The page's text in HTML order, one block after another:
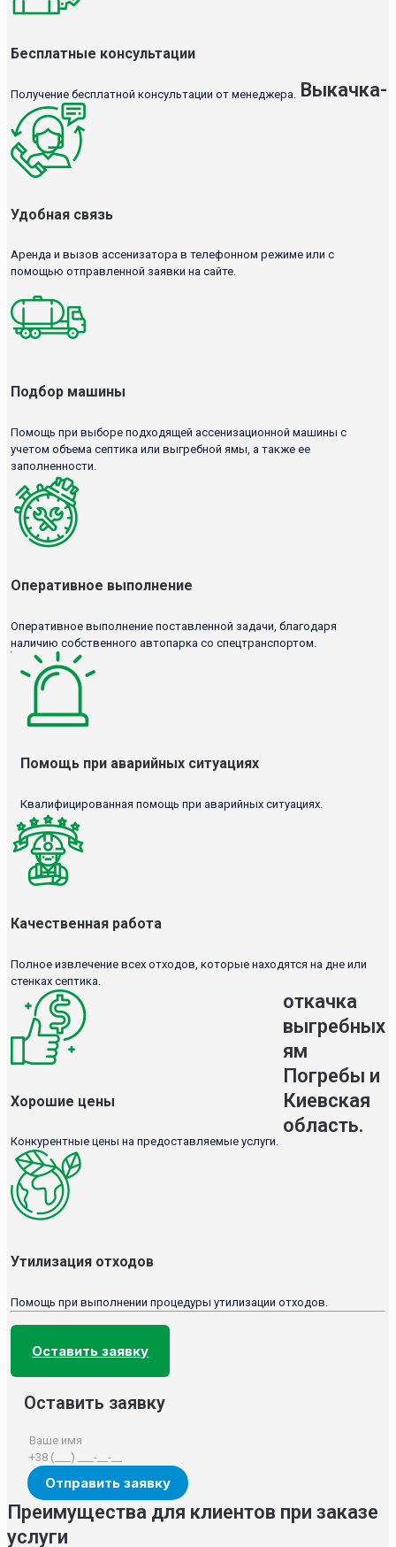
Бесплатные консультации
Получение бесплатной консультации от менеджера.
Удобная связь
Аренда и вызов ассенизатора в телефонном режиме или с
помощью отправленной заявки на сайте.
Подбор машины
Помощь при выборе подходящей ассенизационной машины с
учетом объема септика или выгребной ямы, а также ее
заполненности.
Оперативное выполнение
Оперативное выполнение поставленной задачи, благодаря
наличию собственного автопарка со спецтранспортом.
Помощь при аварийных ситуациях
Квалифицированная помощь при аварийных ситуациях.
Качественная работа
Полное извлечение всех отходов, которые находятся на дне или
стенках септика.
Хорошие цены
Конкурентные цены на предоставляемые услуги.
Утилизация отходов
Помощь при выполнении процедуры утилизации отходов.
Оставить заявку
Оставить заявку
Выкачка-
откачка
выгребных
ям
Погребы и
Киевская
область.
Преимущества для клиентов при заказе
услуги